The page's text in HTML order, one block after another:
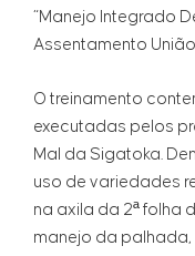
“Manejo Integrado
Assentamento
O treinamento
executadas pelos
Mal da Sigatoka.
uso de variedades
na axila da 2ª folha
manejo da